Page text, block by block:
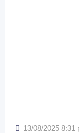
13/08/2025 8:31